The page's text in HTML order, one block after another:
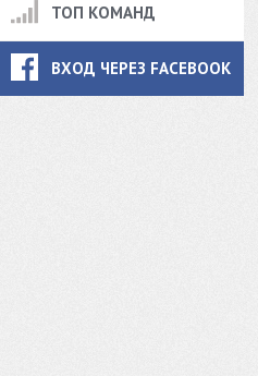
ТОП КОМАНД
ВХОД ЧЕРЕЗ FACEBOOK